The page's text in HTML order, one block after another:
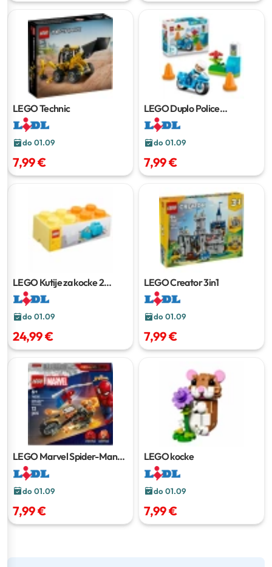
LEGO Technic
do 01.09
7,99 €
LEGO Duplo Police
Motorcycle
do 01.09
7,99 €
LEGO Kutije za kocke2
komada
do 01.09
24,99 €
LEGO Creator 3in1
do 01.09
7,99 €
LEGO Marvel Spider-Man
Motorcycle
do 01.09
7,99 €
LEGO kocke
do 01.09
7,99 €